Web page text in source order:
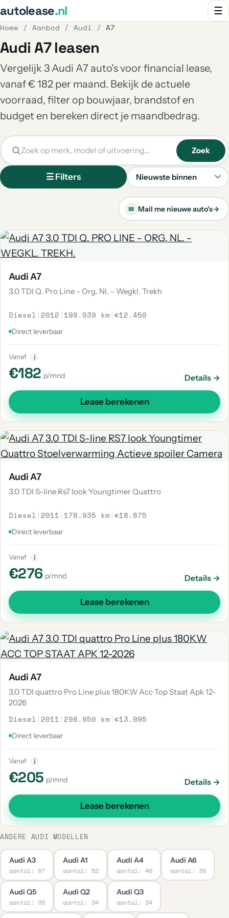
autolease.nl ☰
Home / Aanbod / Audi / A7
Audi A7 leasen
Vergelijk 3 Audi A7 auto's voor financial lease,
vanaf € 182 per maand. Bekijk de actuele
voorraad, filter op bouwjaar, brandstof en
budget en bereken direct je maandbedrag.
☰ Filters
Sorteren
Zoek
✉ Mail me nieuwe auto's→
Audi A7
3.0 TDI Q. Pro Line - Org. Nl. - Wegkl. Trekh
Diesel | 2012 | 199.039 km |€12.450
Direct leverbaar
Vanaf i
€182 p/mnd Details →
Lease berekenen
Audi A7
3.0 TDI S-line Rs7 look Youngtimer Quattro
Diesel | 2011 | 178.935 km |€18.875
Direct leverbaar
Vanaf i
€276 p/mnd Details →
Lease berekenen
Audi A7
3.0 TDI quattro Pro Line plus 180KW Acc Top Staat Apk 12-
2026
Diesel | 2011 | 298.950 km |€13.995
Direct leverbaar
Vanaf i
€205 p/mnd Details →
Lease berekenen
ANDERE AUDI MODELLEN
Audi A3
aantal: 87
Audi A1
aantal: 52
Audi A4
aantal: 40
Audi A6
aantal: 39
Audi Q5
aantal: 35
Audi Q2
aantal: 34
Audi Q3
aantal: 34